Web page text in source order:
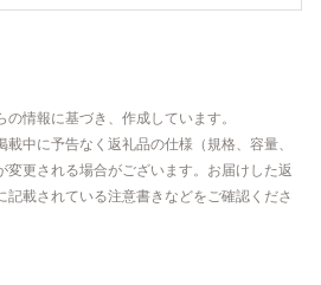
情報に基づき、作成しています。
中に予告なく返礼品の仕様（規格、容量、
変更される場合がございます。お届けした返
記載されている注意書きなどをご確認くださ